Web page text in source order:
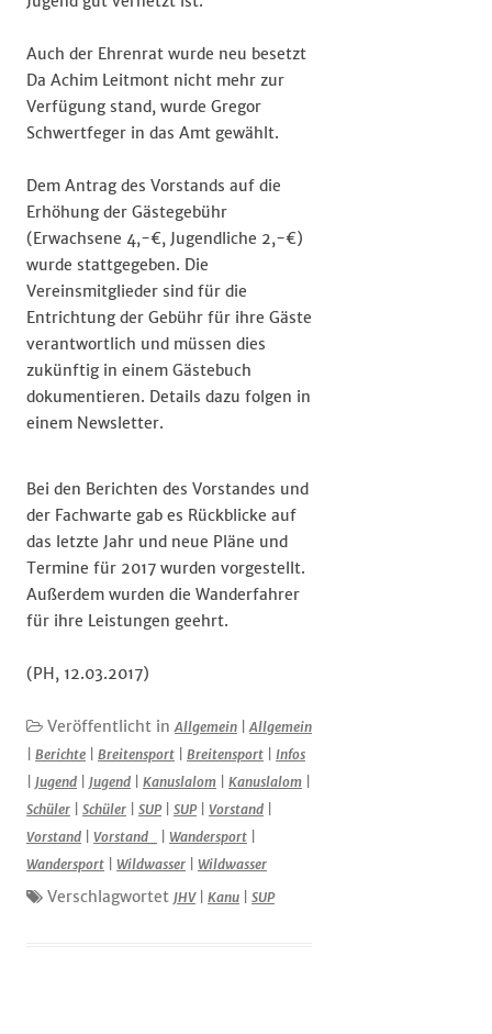
Auch der Ehrenrat wurde neu besetzt
Da Achim Leitmont nicht mehr zur
Verfügung stand, wurde Gregor
Schwertfeger in das Amt gewählt.
Dem Antrag des Vorstands auf die
Erhöhung der Gästegebühr
(Erwachsene 4,-€, Jugendliche 2,-€)
wurde stattgegeben. Die
Vereinsmitglieder sind für die
Entrichtung der Gebühr für ihre Gäste
verantwortlich und müssen dies
zukünftig in einem Gästebuch
dokumentieren. Details dazu folgen in
einem Newsletter.
Bei den Berichten des Vorstandes und
der Fachwarte gab es Rückblicke auf
das letzte Jahr und neue Pläne und
Termine für 2017 wurden vorgestellt.
Außerdem wurden die Wanderfahrer
für ihre Leistungen geehrt.
(PH, 12.03.2017)
Veröffentlicht inAllgemein |Allgemein
Berichte Breitensport Breitensport
Infos
Jugend Jugend Kanuslalom Kanuslalom
Schüler
Schüler SUP| SUP| Vorstand
Vorstand
Vorstand_ Wandersport
Wandersport
Wildwasser Wildwasser
Verschlagwortet JHV| Kanu SUP